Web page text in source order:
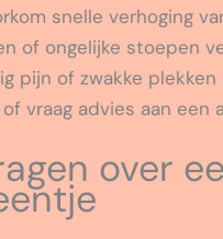
snelle verhoging
of ongelijke stoepen
pijn of zwakke
vraag advies aan
over